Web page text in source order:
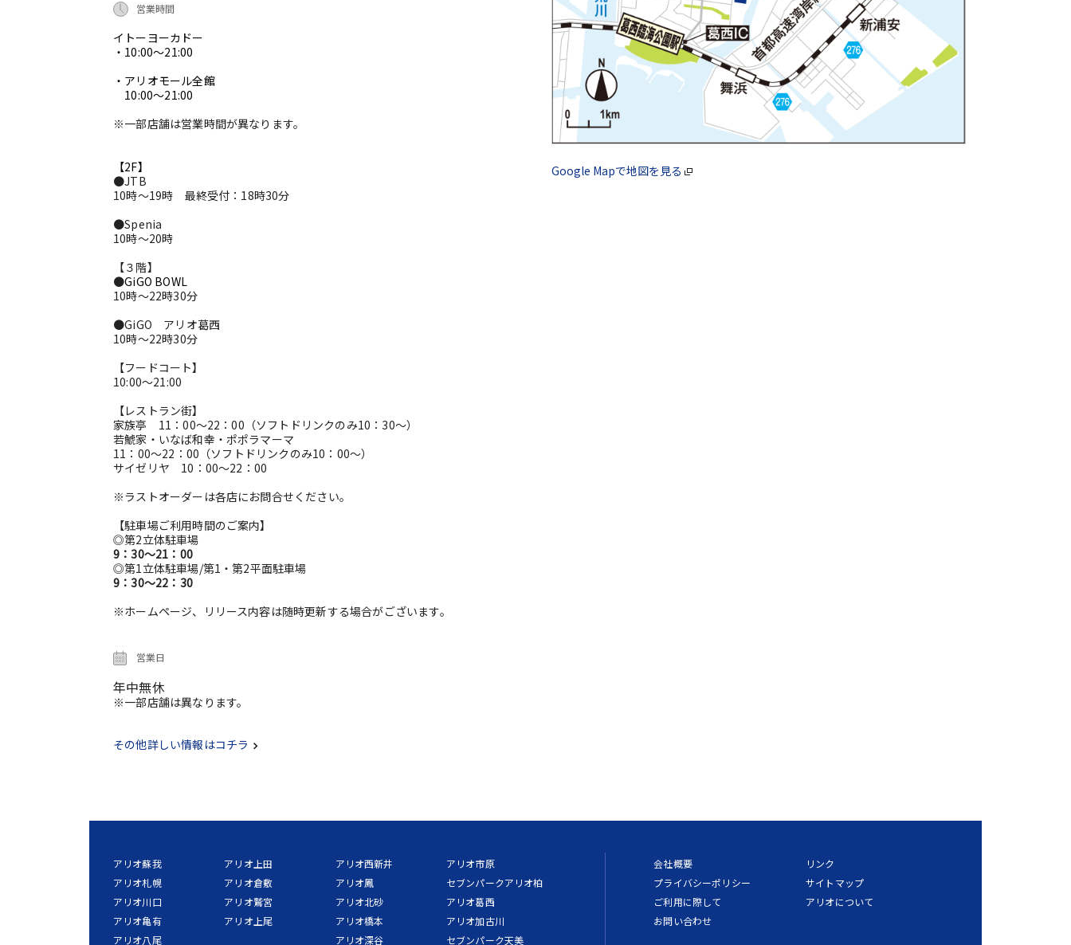
営業時間
イトーヨーカドー
・10:00～21:00
・アリオモール全館
10:00～21:00
※一部店舗は営業時間が異なります。
【2F】
●JTB
10時～19時 最終受付：18時30分
●Spenia
10時～20時
【３階】
●GiGO BOWL
10時～22時30分
●GiGO アリオ葛西
10時～22時30分
【フードコート】
10:00～21:00
【レストラン街】
家族亭 11：00～22：00（ソフトドリンクのみ10：30～）
若鯱家・いなば和幸・ポポラマーマ
11：00～22：00（ソフトドリンクのみ10：00～）
サイゼリヤ 10：00～22：00
※ラストオーダーは各店にお問合せください。
【駐車場ご利用時間のご案内】
◎第2立体駐車場
9：30～21：00
◎第1立体駐車場/第1・第2平面駐車場
9：30～22：30
※ホームページ、リリース内容は随時更新する場合がございます。
営業日
年中無休
※一部店舗は異なります。
その他詳しい情報はコチラ
Google Mapで地図を見る
アリオ蘇我
アリオ札幌
アリオ川口
アリオ亀有
アリオ八尾
アリオ上田
アリオ倉敷
アリオ鷲宮
アリオ上尾
アリオ西新井
アリオ鳳
アリオ北砂
アリオ橋本
アリオ深谷
アリオ市原
セブンパークアリオ柏
アリオ葛西
アリオ加古川
セブンパーク天美
会社概要
プライバシーポリシー
ご利用に際して
お問い合わせ
リンク
サイトマップ
アリオについて